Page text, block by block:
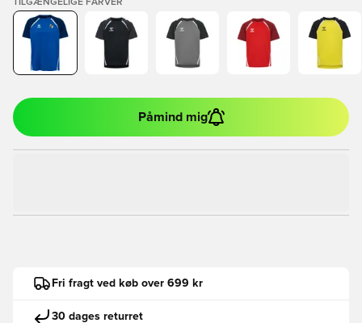
TILGÆNGELIGE FARVER
Påmind mig
Fri fragt ved køb over 699 kr
30 dages returret